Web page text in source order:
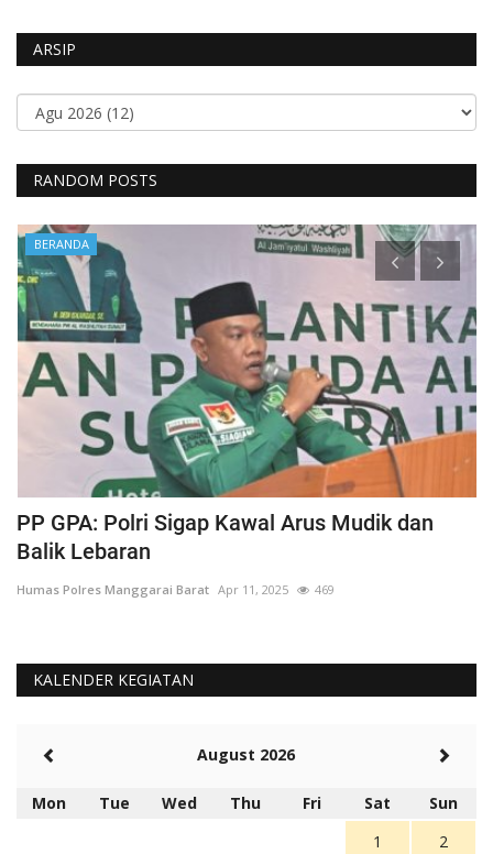
ARSIP
RANDOM POSTS
BERANDA
PP GPA: Polri Sigap Kawal Arus Mudik dan
Balik Lebaran
Humas Polres Manggarai Barat Apr 11, 2025 469
KALENDER KEGIATAN
August 2026
Mon Tue Wed Thu Fri Sat
Sun
1
2